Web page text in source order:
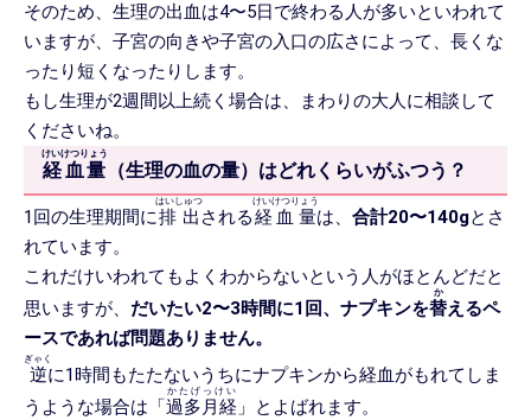
そのため、生理の出血は4〜5日で終わる人が多いといわれて
いますが、子宮の向きや子宮の入口の広さによって、長くな
ったり短くなったりします。
もし生理が2週間以上続く場合は、まわりの大人に相談して
くださいね。
経血量
けいけつりょう
（生理の血の量）はどれくらいがふつう？
1回の生理期間に排出
はいしゅつ
される経血量
けいけつりょう
は、 合計20〜140gとさ
れています。
これだけいわれてもよくわからないという人がほとんどだと
思いますが、 だいたい2〜3時間に1回、ナプキンを替
か
えるペ
ースであれば問題ありません。
逆
ぎゃく
に1時間もたたないうちにナプキンから経血がもれてしま
うような場合は「 過多月経
かたげっけい
」とよばれます。